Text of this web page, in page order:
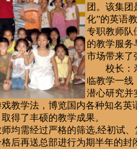
团。该集团
化”的英语
专职教师队
的教学服务
市场带来了
校长：
临教学一线
潜心研究并
教学法，博览国内各种知名英
得了丰硕的教学成果。
需经过严格的筛选,经初试、
后再送总部进行为期半年的封